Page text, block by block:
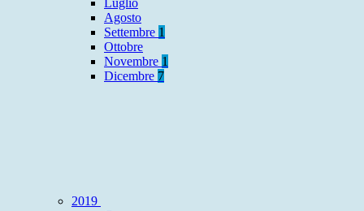
Luglio
Agosto
Settembre 1
Ottobre
Novembre 1
Dicembre 7
2019